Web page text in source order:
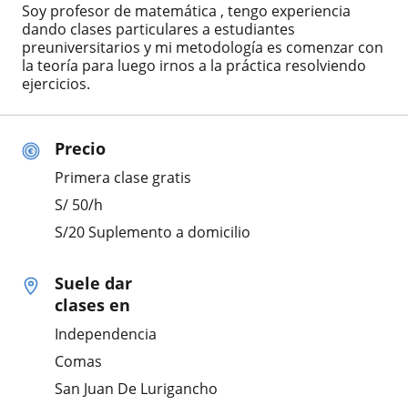
Precio
Primera clase gratis
S/ 50/h
S/20 Suplemento a domicilio
Suele dar
clases en
Independencia
Comas
San Juan De Lurigancho
Soy profesor de matemática , tengo experiencia
dando clases particulares a estudiantes
preuniversitarios y mi metodología es comenzar con
la teoría para luego irnos a la práctica resolviendo
ejercicios.